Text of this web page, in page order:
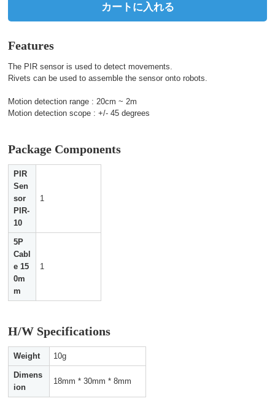
カートに入れる
Features
The PIR sensor is used to detect movements.
Rivets can be used to assemble the sensor onto robots.
Motion detection range : 20cm ~ 2m
Motion detection scope : +/- 45 degrees
Package Components
PIR
Sen
sor
PIR-
10
1
5P
Cabl
e 15
0m
m
1
H/W Specifications
Weight 10g
Dimens
ion
18mm * 30mm * 8mm